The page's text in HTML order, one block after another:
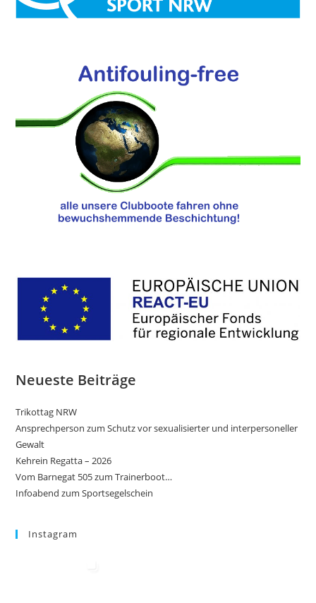
Neueste Beiträge
Trikottag NRW
Ansprechperson zum Schutz vor sexualisierter und interpersoneller
Gewalt
Kehrein Regatta – 2026
Vom Barnegat 505 zum Trainerboot…
Infoabend zum Sportsegelschein
Instagram